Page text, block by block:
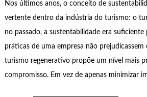
Nos últimos anos, o conceito de
vertente dentro da indústria do turismo: o
no passado, a sustentabilidade era suficiente
práticas de uma empresa não
turismo regenerativo propõe um nível mais
compromisso. Em vez de apenas minimizar